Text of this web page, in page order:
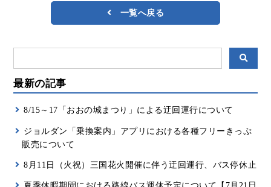
一覧へ戻る
最新の記事
8/15～17「おおの城まつり」による迂回運行について
ジョルダン「乗換案内」アプリにおける各種フリーきっぷ
販売について
8月11日（火祝）三国花火開催に伴う迂回運行、バス停休止